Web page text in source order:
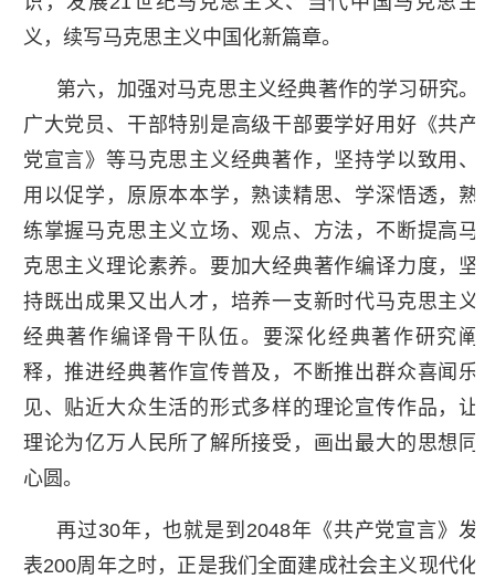
义，续写马克思主义中国化新篇章。
第六，加强对马克思主义经典著作的学习研究。
广大党员、干部特别是高级干部要学好用好《共产
党宣言》等马克思主义经典著作，坚持学以致用、
用以促学，原原本本学，熟读精思、学深悟透，熟
练掌握马克思主义立场、观点、方法，不断提高马
克思主义理论素养。要加大经典著作编译力度，坚
持既出成果又出人才，培养一支新时代马克思主义
经典著作编译骨干队伍。要深化经典著作研究阐
释，推进经典著作宣传普及，不断推出群众喜闻乐
见、贴近大众生活的形式多样的理论宣传作品，让
理论为亿万人民所了解所接受，画出最大的思想同
心圆。
再过30年，也就是到2048年《共产党宣言》发
表200周年之时，正是我们全面建成社会主义现代化